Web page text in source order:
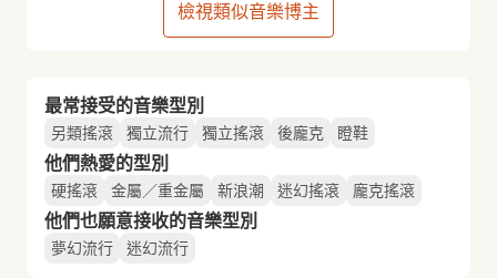
最常接受的音樂型別
另類搖滾 獨立流行 獨立搖滾 後龐克 瞪鞋
他們熱愛的型別
硬搖滾 金屬／重金屬 新浪潮 迷幻搖滾 龐克搖滾
他們也願意接收的音樂型別
夢幻流行 迷幻流行
檢視類似音樂博主